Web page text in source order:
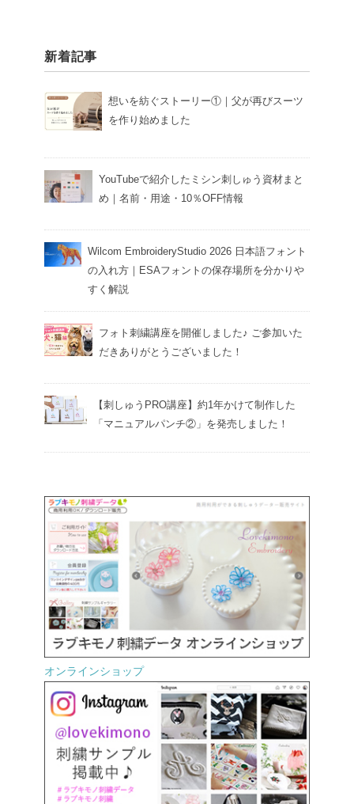
新着記事
想いを紡ぐストーリー①｜父が再びスーツ
を作り始めました
YouTubeで紹介したミシン刺しゅう資材まと
め｜名前・用途・10％OFF情報
Wilcom EmbroideryStudio 2026 日本語フォント
の入れ方｜ESAフォントの保存場所を分かりや
すく解説
フォト刺繍講座を開催しました♪ ご参加いた
だきありがとうございました！
【刺しゅうPRO講座】約1年かけて制作した
「マニュアルパンチ②」を発売しました！
オンラインショップ